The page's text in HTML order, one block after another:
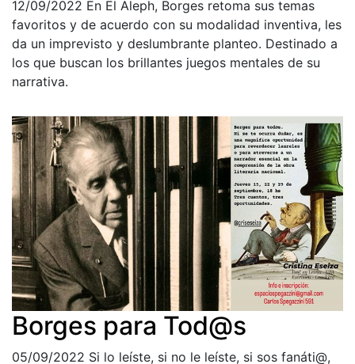
12/09/2022 En El Aleph, Borges retoma sus temas
favoritos y de acuerdo con su modalidad inventiva, les
da un imprevisto y deslumbrante planteo. Destinado a
los que buscan los brillantes juegos mentales de su
narrativa.
Borges para Tod@s
05/09/2022 Si lo leíste, si no le leíste, si sos fanáti@,